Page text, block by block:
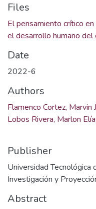
Files
El pensamiento crítico
el desarrollo humano
Date
2022-6
Authors
Flamenco Cortez, Marvin
Lobos Rivera, Marlon
Publisher
Universidad Tecnológica
Investigación y
Abstract